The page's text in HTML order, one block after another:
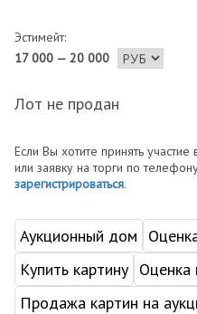
Эстимейт:
17 000 — 20 000
Лот не продан
Если Вы хотите принять
или заявку на торги по
зарегистрироваться.
Аукционный дом
Купить картину Оценка
Продажа картин на